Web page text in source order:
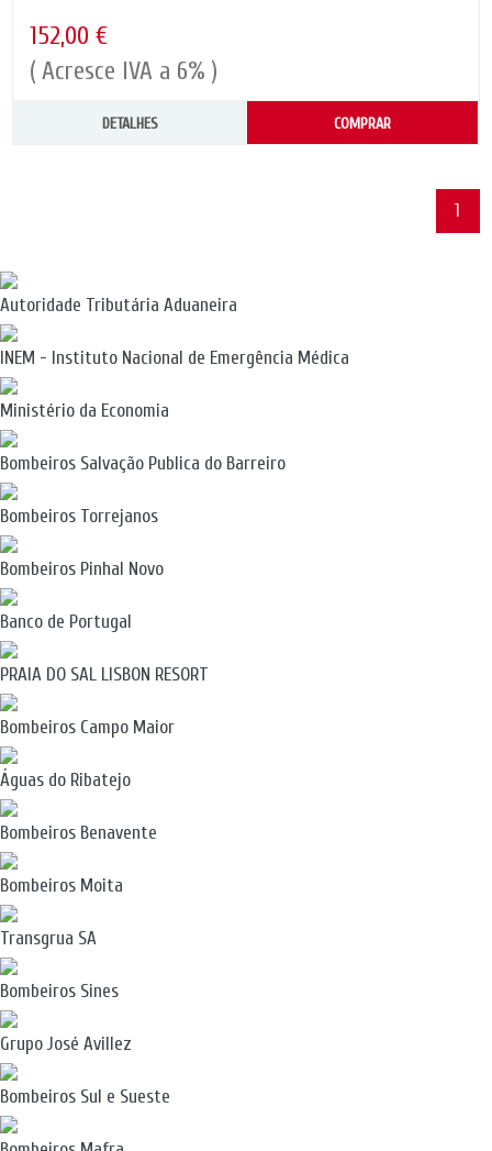
152,00 €
( Acresce IVA a 6% )
DETALHES COMPRAR
1
Autoridade Tributária Aduaneira
INEM - Instituto Nacional de Emergência Médica
Ministério da Economia
Bombeiros Salvação Publica do Barreiro
Bombeiros Torrejanos
Bombeiros Pinhal Novo
Banco de Portugal
PRAIA DO SAL LISBON RESORT
Bombeiros Campo Maior
Águas do Ribatejo
Bombeiros Benavente
Bombeiros Moita
Transgrua SA
Bombeiros Sines
Grupo José Avillez
Bombeiros Sul e Sueste